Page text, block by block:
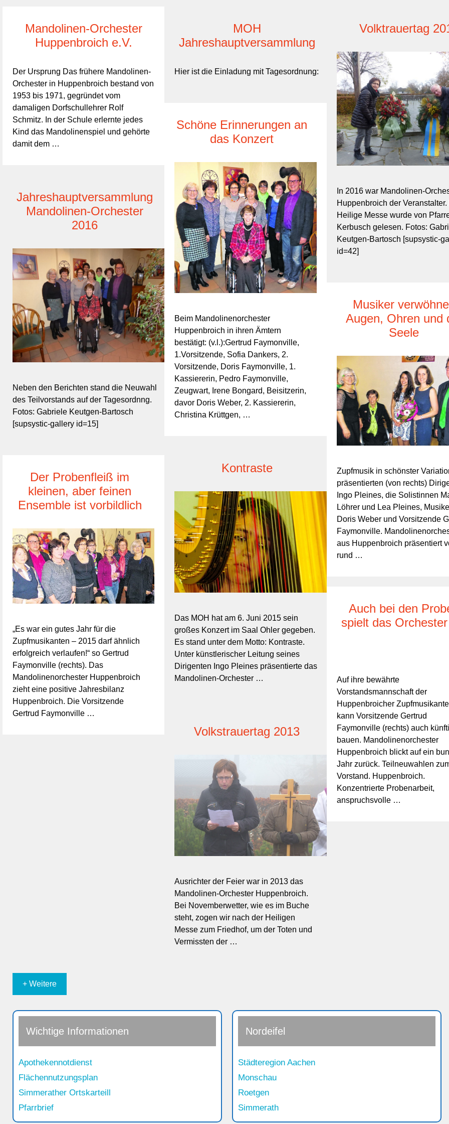
Mandolinen-Orchester
Huppenbroich e.V.
Der Ursprung Das frühere Mandolinen-
Orchester in Huppenbroich bestand von
1953 bis 1971, gegründet vom
damaligen Dorfschullehrer Rolf
Schmitz. In der Schule erlernte jedes
Kind das Mandolinenspiel und gehörte
damit dem …
MOH
Jahreshauptversammlung
Hier ist die Einladung mit Tagesordnung:
Volktrauertag
In 2016 war Mandolinen-
Huppenbroich der
Heilige Messe wurde von
Kerbusch gelesen. Fotos:
Keutgen-Bartosch [supsystic-
id=42]
Schöne Erinnerungen an
das Konzert
Beim Mandolinenorchester
Huppenbroich in ihren Ämtern
bestätigt: (v.l.):Gertrud Faymonville,
1.Vorsitzende, Sofia Dankers, 2.
Vorsitzende, Doris Faymonville, 1.
Kassiererin, Pedro Faymonville,
Zeugwart, Irene Bongard, Beisitzerin,
davor Doris Weber, 2. Kassiererin,
Christina Krüttgen, …
Jahreshauptversammlung
Mandolinen-Orchester
2016
Neben den Berichten stand die Neuwahl
des Teilvorstands auf der Tagesordnng.
Fotos: Gabriele Keutgen-Bartosch
[supsystic-gallery id=15]
Musiker
Augen, Ohren und
Seele
Zupfmusik in schönster
präsentierten (von rechts)
Ingo Pleines, die Solistinnen
Löhrer und Lea Pleines,
Doris Weber und Vorsitzende
Faymonville.
aus Huppenbroich präsentiert
rund …
Kontraste
Das MOH hat am 6. Juni 2015 sein
großes Konzert im Saal Ohler gegeben.
Es stand unter dem Motto: Kontraste.
Unter künstlerischer Leitung seines
Dirigenten Ingo Pleines präsentierte das
Mandolinen-Orchester …
Der Probenfleiß im
kleinen, aber feinen
Ensemble ist vorbildlich
„Es war ein gutes Jahr für die
Zupfmusikanten – 2015 darf ähnlich
erfolgreich verlaufen!“ so Gertrud
Faymonville (rechts). Das
Mandolinenorchester Huppenbroich
zieht eine positive Jahresbilanz
Huppenbroich. Die Vorsitzende
Gertrud Faymonville …
Auch bei den
spielt das
Auf ihre bewährte
Vorstandsmannschaft der
Huppenbroicher
kann Vorsitzende Gertrud
Faymonville (rechts) auch
bauen. Mandolinenorchester
Huppenbroich blickt auf ein
Jahr zurück. Teilneuwahlen
Vorstand. Huppenbroich.
Konzentrierte Probenarbeit,
anspruchsvolle …
Volkstrauertag 2013
Ausrichter der Feier war in 2013 das
Mandolinen-Orchester Huppenbroich.
Bei Novemberwetter, wie es im Buche
steht, zogen wir nach der Heiligen
Messe zum Friedhof, um der Toten und
Vermissten der …
+ Weitere
Wichtige Informationen
Apothekennotdienst
Flächennutzungsplan
Simmerather Ortskarteill
Pfarrbrief
Nordeifel
Städteregion Aachen
Monschau
Roetgen
Simmerath